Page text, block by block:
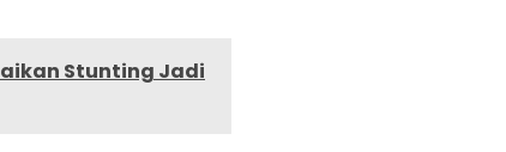
Stunting Jadi